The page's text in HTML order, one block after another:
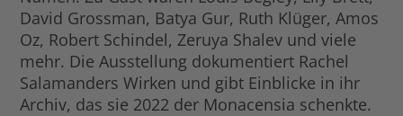
David Grossman, Batya Gur, Ruth Klüger, Amos
Oz, Robert Schindel, Zeruya Shalev und viele
mehr. Die Ausstellung dokumentiert Rachel
Salamanders Wirken und gibt Einblicke in ihr
Archiv, das sie 2022 der Monacensia schenkte.